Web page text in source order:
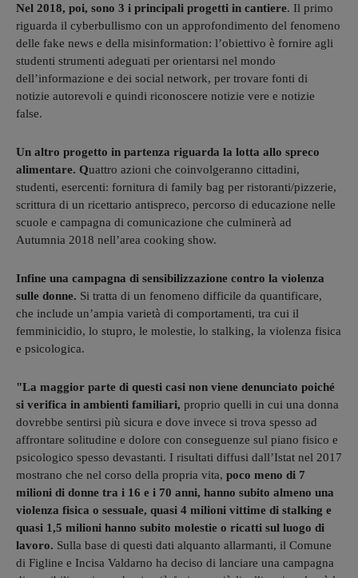
Nel 2018, poi, sono 3 i principali progetti in cantiere. Il primo
riguarda il cyberbullismo con un approfondimento del fenomeno
delle fake news e della misinformation: l’obiettivo è fornire agli
studenti strumenti adeguati per orientarsi nel mondo
dell’informazione e dei social network, per trovare fonti di
notizie autorevoli e quindi riconoscere notizie vere e notizie
false.
Un altro progetto in partenza riguarda la lotta allo spreco
alimentare. Quattro azioni che coinvolgeranno cittadini,
studenti, esercenti: fornitura di family bag per ristoranti/pizzerie,
scrittura di un ricettario antispreco, percorso di educazione nelle
scuole e campagna di comunicazione che culminerà ad
Autumnia 2018 nell’area cooking show.
Infine una campagna di sensibilizzazione contro la violenza
sulle donne. Si tratta di un fenomeno difficile da quantificare,
che include un’ampia varietà di comportamenti, tra cui il
femminicidio, lo stupro, le molestie, lo stalking, la violenza fisica
e psicologica.
"La maggior parte di questi casi non viene denunciato poiché
si verifica in ambienti familiari, proprio quelli in cui una donna
dovrebbe sentirsi più sicura e dove invece si trova spesso ad
affrontare solitudine e dolore con conseguenze sul piano fisico e
psicologico spesso devastanti. I risultati diffusi dall’Istat nel 2017
mostrano che nel corso della propria vita, poco meno di 7
milioni di donne tra i 16 e i 70 anni, hanno subito almeno una
violenza fisica o sessuale, quasi 4 milioni vittime di stalking e
quasi 1,5 milioni hanno subito molestie o ricatti sul luogo di
lavoro. Sulla base di questi dati alquanto allarmanti, il Comune
di Figline e Incisa Valdarno ha deciso di lanciare una campagna